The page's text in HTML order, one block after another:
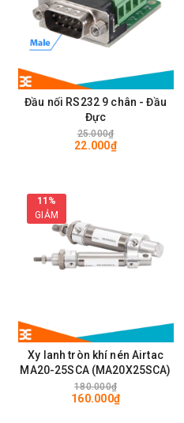
Đầu nối RS232 9 chân - Đầu
Đực
25.000₫
22.000₫
11%
GIẢM
Xy lanh tròn khí nén Airtac
MA20-25SCA (MA20X25SCA)
180.000₫
160.000₫